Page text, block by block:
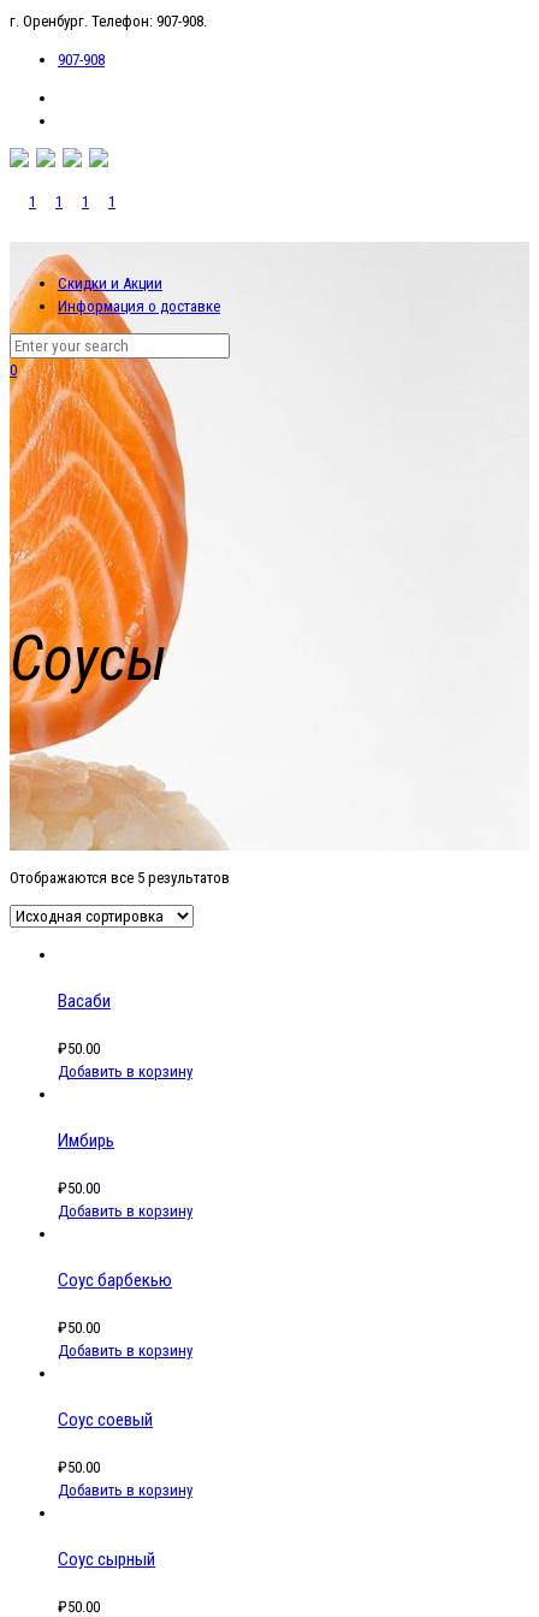
г. Оренбург. Телефон: 907-908.
907-908
Скидки и Акции
Информация о доставке
0
Соусы
Отображаются все 5 результатов
Васаби
₽50.00
Добавить в корзину
Имбирь
₽50.00
Добавить в корзину
Соус барбекью
₽50.00
Добавить в корзину
Соус соевый
₽50.00
Добавить в корзину
Соус сырный
₽50.00